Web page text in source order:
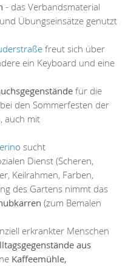
- das Verbandsmaterial
Übungseinsätze genutzt
freut sich über
ein Keyboard und eine
für die
den Sommerfesten der
auch mit
sucht
Dienst (Scheren,
Keilrahmen, Farben,
des Gartens nimmt das
(zum Bemalen
erkrankter Menschen
aus
Kaffeemühle,